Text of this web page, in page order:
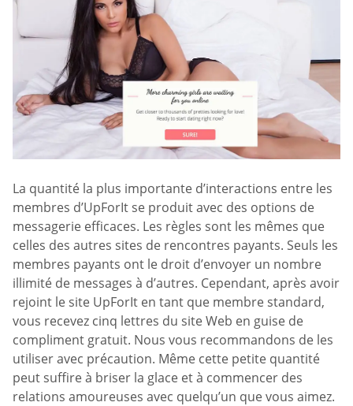
La quantité la plus importante d’interactions entre les
membres d’UpForIt se produit avec des options de
messagerie efficaces. Les règles sont les mêmes que
celles des autres sites de rencontres payants. Seuls les
membres payants ont le droit d’envoyer un nombre
illimité de messages à d’autres. Cependant, après avoir
rejoint le site UpForIt en tant que membre standard,
vous recevez cinq lettres du site Web en guise de
compliment gratuit. Nous vous recommandons de les
utiliser avec précaution. Même cette petite quantité
peut suffire à briser la glace et à commencer des
relations amoureuses avec quelqu’un que vous aimez.